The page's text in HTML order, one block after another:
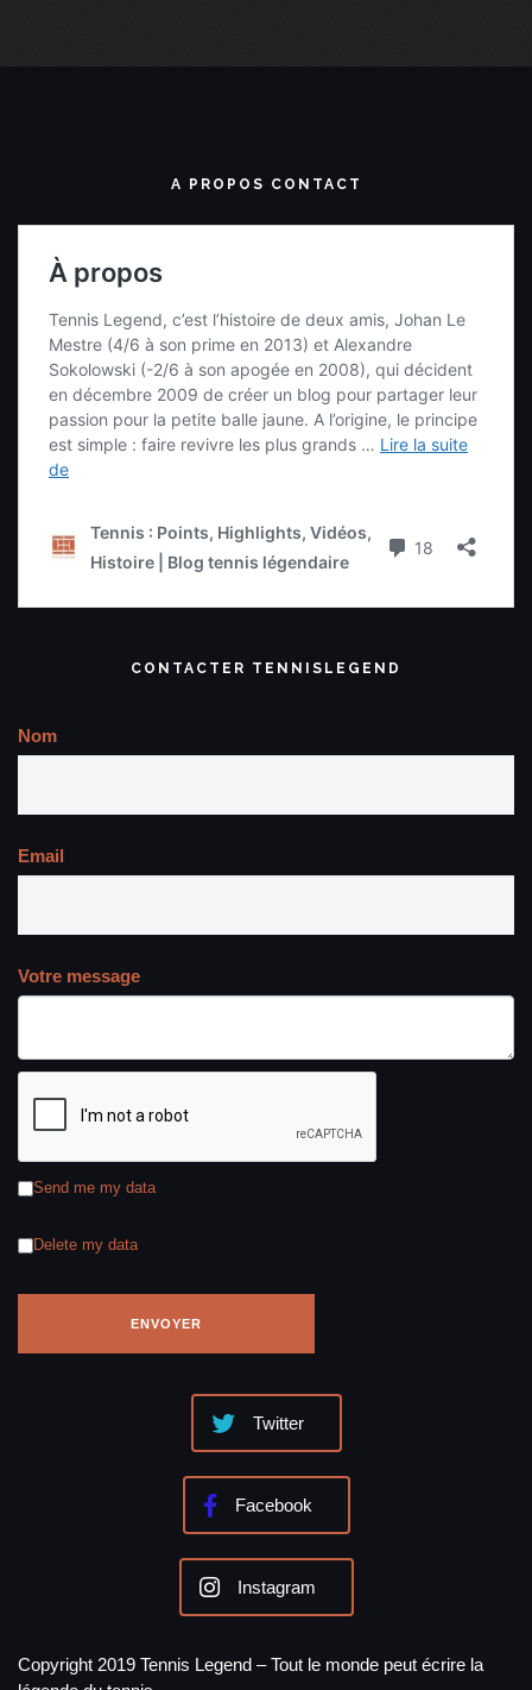
A PROPOS CONTACT
CONTACTER TENNISLEGEND
Nom
Email
Votre message
Send me my data
Delete my data
Twitter
Facebook
Instagram
Copyright 2019 Tennis Legend – Tout le monde peut écrire la